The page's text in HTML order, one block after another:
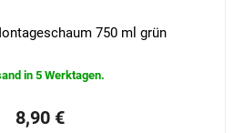
750 ml grün
in 5 Werktagen.
8,90 €